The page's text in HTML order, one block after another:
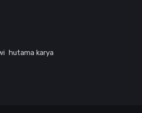
hutama karya